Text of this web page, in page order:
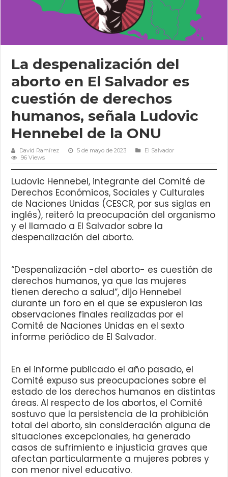
La despenalización del
aborto en El Salvador es
cuestión de derechos
humanos, señala Ludovic
Hennebel de la ONU
David Ramírez 5 de mayo de 2023
El Salvador
96 Views
Ludovic Hennebel, integrante del Comité de
Derechos Económicos, Sociales y Culturales
de Naciones Unidas (CESCR, por sus siglas en
inglés), reiteró la preocupación del organismo
y el llamado a El Salvador sobre la
despenalización del aborto.
“Despenalización -del aborto- es cuestión de
derechos humanos, ya que las mujeres
tienen derecho a salud”, dijo Hennebel
durante un foro en el que se expusieron las
observaciones finales realizadas por el
Comité de Naciones Unidas en el sexto
informe periódico de El Salvador.
En el informe publicado el año pasado, el
Comité expuso sus preocupaciones sobre el
estado de los derechos humanos en distintas
áreas. Al respecto de los abortos, el Comité
sostuvo que la persistencia de la prohibición
total del aborto, sin consideración alguna de
situaciones excepcionales, ha generado
casos de sufrimiento e injusticia graves que
afectan particularmente a mujeres pobres y
con menor nivel educativo.